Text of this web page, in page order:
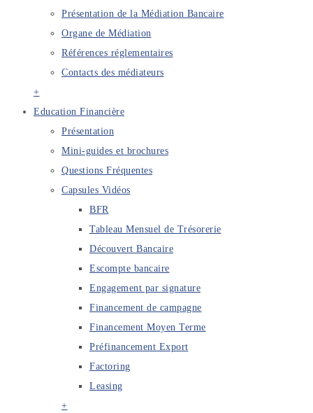
Présentation de la Médiation Bancaire
Organe de Médiation
Références réglementaires
Contacts des médiateurs
+
Education Financière
Présentation
Mini-guides et brochures
Questions Fréquentes
Capsules Vidéos
BFR
Tableau Mensuel de Trésorerie
Découvert Bancaire
Escompte bancaire
Engagement par signature
Financement de campagne
Financement Moyen Terme
Préfinancement Export
Factoring
Leasing
+